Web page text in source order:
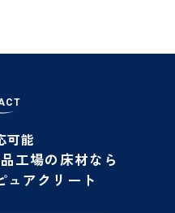
CT
可能
工場の床材なら
ュアクリート